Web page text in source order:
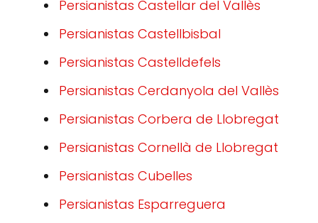
Persianistas Castellar del Vallès
Persianistas Castellbisbal
Persianistas Castelldefels
Persianistas Cerdanyola del Vallès
Persianistas Corbera de Llobregat
Persianistas Cornellà de Llobregat
Persianistas Cubelles
Persianistas Esparreguera